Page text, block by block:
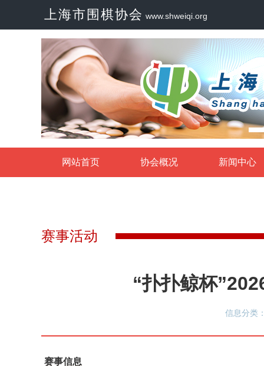
上海市围棋协会 www.shweiqi.org
网站首页 协会概况 新闻中心
赛事活动
“扑扑鲸杯
信息分类
赛事信息